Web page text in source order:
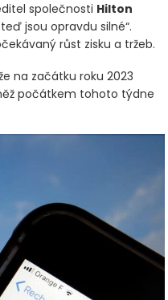
společnosti Hilton
jsou opravdu silné“.
růst zisku a tržeb.
na začátku roku 2023
počátkem tohoto týdne